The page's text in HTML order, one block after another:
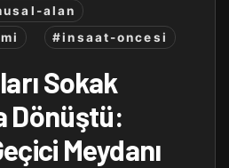
alan
#insaat-oncesi
Sokak
Dönüştü:
Meydanı